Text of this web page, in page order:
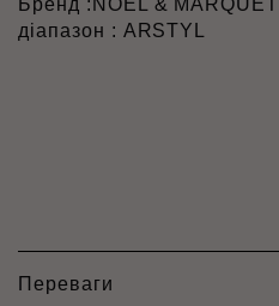
діапазон : ARSTYL
Переваги